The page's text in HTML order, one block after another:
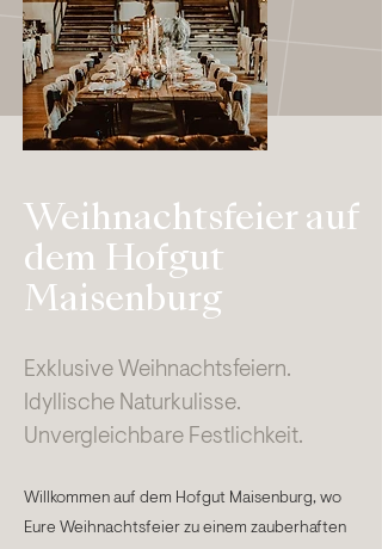
Weihnachtsfeier auf
dem Hofgut
Maisenburg
Exklusive Weihnachtsfeiern.
Idyllische Naturkulisse.
Unvergleichbare Festlichkeit.
Willkommen auf dem Hofgut Maisenburg, wo
Eure Weihnachtsfeier zu einem zauberhaften